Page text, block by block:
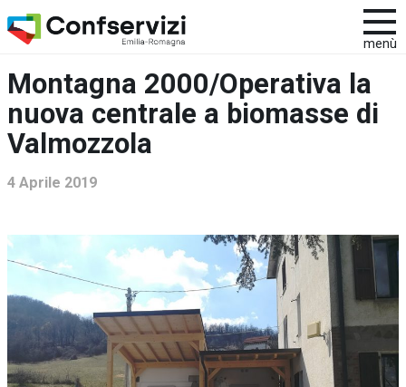
menù
Montagna 2000/Operativa la
nuova centrale a biomasse di
Valmozzola
4 Aprile 2019